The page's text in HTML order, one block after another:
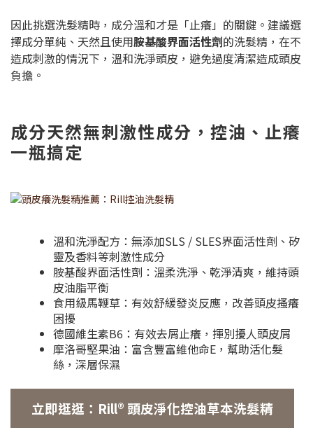
因此挑選洗髮精時，成分溫和才是「止癢」的關鍵。建議選
擇成分單純、天然且使用胺基酸界面活性劑的洗髮精，在不
造成刺激的情況下，溫和洗淨頭皮，避免過度清潔造成頭皮
負擔。
成分天然無刺激性成分，控油、止癢
一瓶搞定
溫和洗淨配方：無添加SLS / SLES界面活性劑、矽
靈及香料等刺激性成分
胺基酸界面活性劑：溫柔洗淨、乾淨清爽，維持頭
皮油脂平衡
食用級馬鞭草：有效舒緩發炎反應，改善頭皮搔癢
困擾
德國維生素B6：有效去屑止癢，揮別擾人頭皮屑
摩洛哥堅果油：富含豐富維他命E，幫助活化髮
絲，深層保濕
立即逛逛：Rill® 頭皮淨化控油草本洗髮精